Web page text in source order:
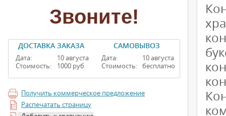
Звоните!
ДОСТАВКА ЗАКАЗА
Дата:
Стоимость:
10 августа
1000 руб
САМОВЫВОЗ
Дата:
Стоимость:
10 августа
бесплатно
Получить коммерческое предложение
Распечатать страницу